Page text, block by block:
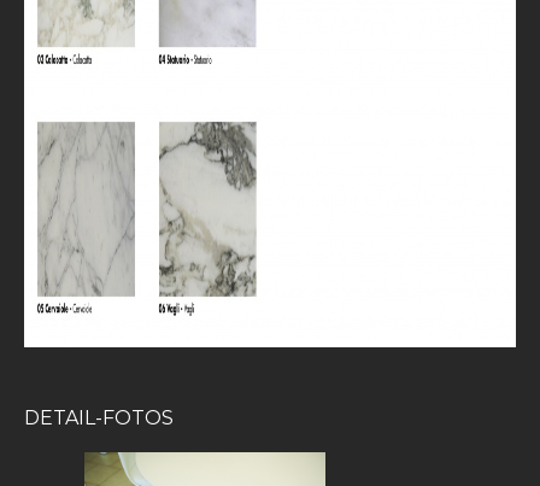
DETAIL-FOTOS